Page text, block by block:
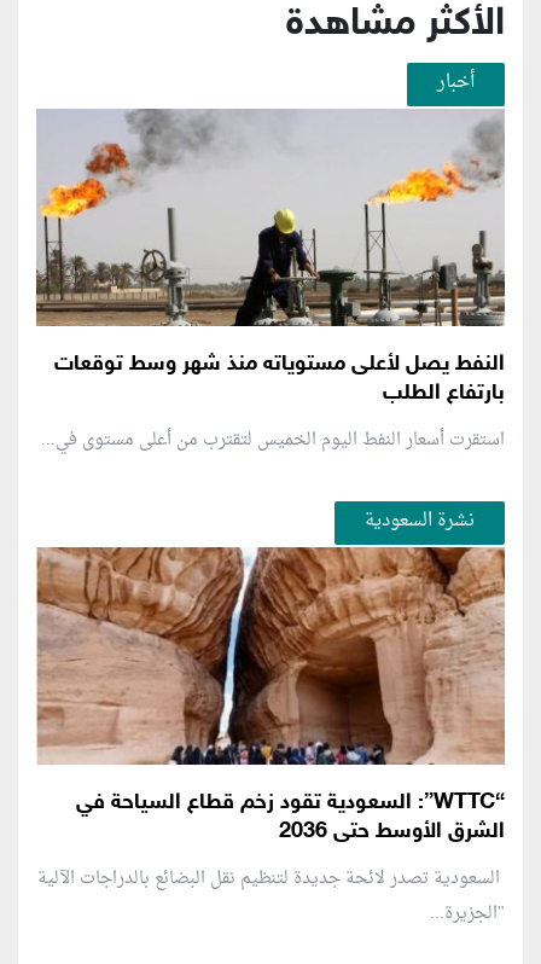
الأكثر مشاهدة
أخبار
النفط يصل لأعلى مستوياته منذ شهر وسط توقعات
بارتفاع الطلب
استقرت أسعار النفط اليوم الخميس لتقترب من أعلى مستوى في...
نشرة السعودية
“WTTC”: السعودية تقود زخم قطاع السياحة في
الشرق الأوسط حتى 2036
السعودية تصدر لائحة جديدة لتنظيم نقل البضائع بالدراجات الآلية
"الجزيرة...